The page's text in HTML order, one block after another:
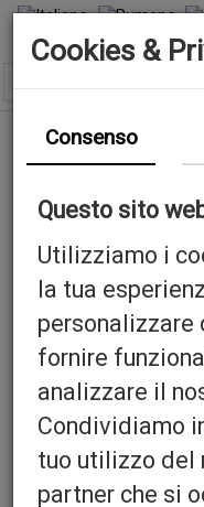
Cookies &
Consenso
Questo sito
Utilizziamo i
la tua
personalizzare
fornire
analizzare il
Condividiamo
tuo utilizzo del
partner che si